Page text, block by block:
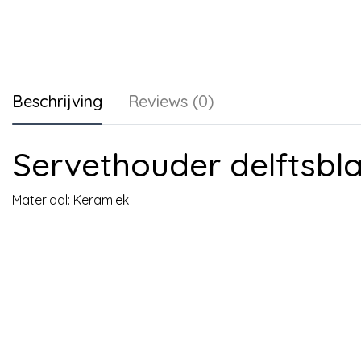
Beschrijving Reviews (0)
Servethouder
Materiaal: Keramiek